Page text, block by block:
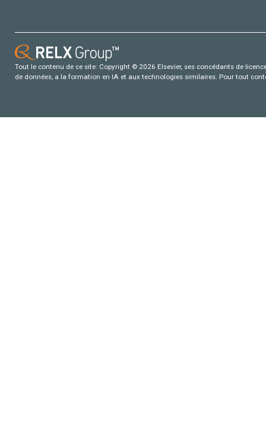
Tout le contenu de ce site: Copyright © 2026 Elsevier, ses concédants de
de données, a la formation en IA et aux technologies similaires. Pour tout